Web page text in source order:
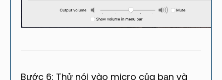
Bước 6: Thử nói vào micro của bạn và